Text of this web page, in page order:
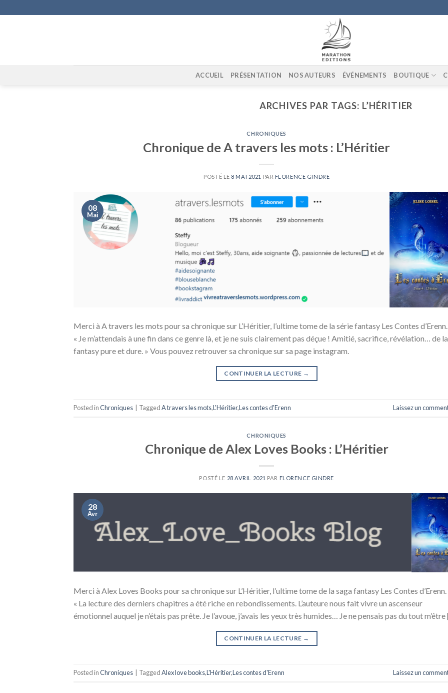
to
ACCUEIL PRÉSENTATION NOS AUTEURS ÉVÉNEMENTS BOUTIQUE
ARCHIVES PAR TAGS: L’HÉRITIER
CHRONIQUES
Chronique de A travers les mots : L’Héritier
POSTÉ LE 8 MAI 2021 PAR FLORENCE GINDRE
08
Mai
Merci à A travers les mots pour sa chronique sur L’Héritier, l’ultime tome de la série fantasy Les Contes d’Erenn.
« Je m’attendais à une fin dans ce genre là, et je ne suis clairement pas déçue ! Amitié, sacrifice, révélation… de la
fantasy pure et dure. » Vous pouvez retrouver sa chronique sur sa page instagram.
CONTINUER LA LECTURE →
Posted inChroniques TaggedA travers les mots,L'Héritier,Les contes d'Erenn Laissez un
CHRONIQUES
Chronique de Alex Loves Books : L’Héritier
POSTÉ LE 28 AVRIL 2021 PAR FLORENCE GINDRE
28
Avr
Merci à Alex Loves Books pour sa chronique sur L’Héritier, l’ultime tome de la saga fantasy Les Contes d’Erenn.
« La lecture des derniers chapitres a été riche en rebondissements. L’auteure nous fait vivre un ascenseur
émotionnel auquel je n’étais pas prête. Je l’avoue, j’avais les yeux très humides… Je ne pensais pas du tout
CONTINUER LA LECTURE →
Posted inChroniques TaggedAlex love books,L'Héritier,Les contes d'Erenn Laissez un